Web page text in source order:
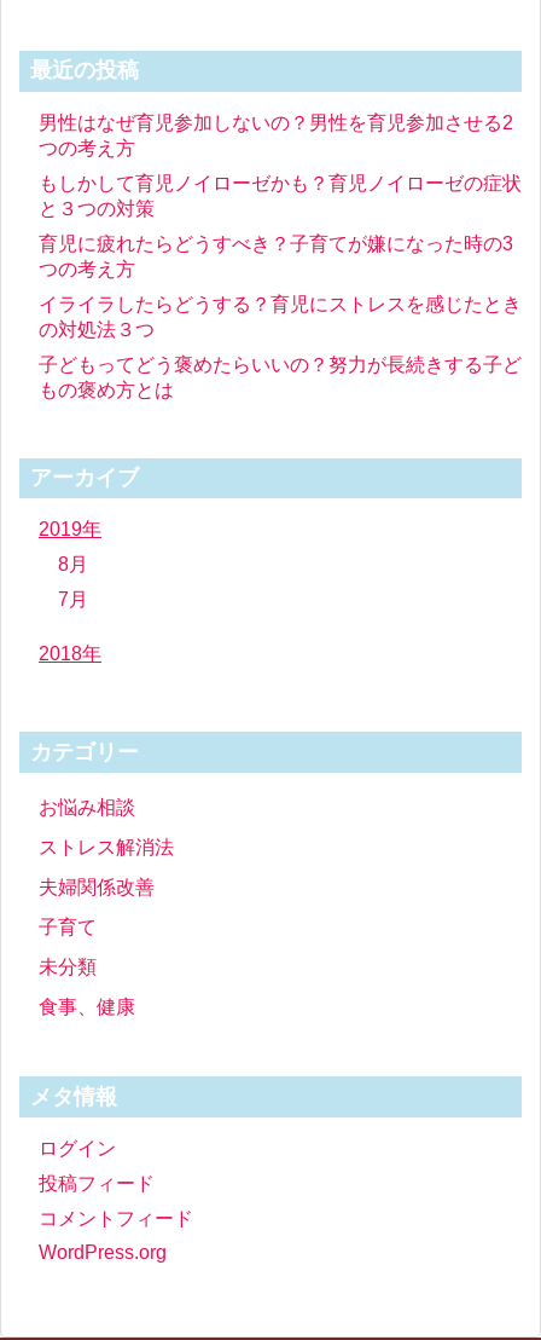
最近の投稿
男性はなぜ育児参加しないの？男性を育児参加させる2
つの考え方
もしかして育児ノイローゼかも？育児ノイローゼの症状
と３つの対策
育児に疲れたらどうすべき？子育てが嫌になった時の3
つの考え方
イライラしたらどうする？育児にストレスを感じたとき
の対処法３つ
子どもってどう褒めたらいいの？努力が長続きする子ど
もの褒め方とは
アーカイブ
2019年
8月
7月
2018年
カテゴリー
お悩み相談
ストレス解消法
夫婦関係改善
子育て
未分類
食事、健康
メタ情報
ログイン
投稿フィード
コメントフィード
WordPress.org